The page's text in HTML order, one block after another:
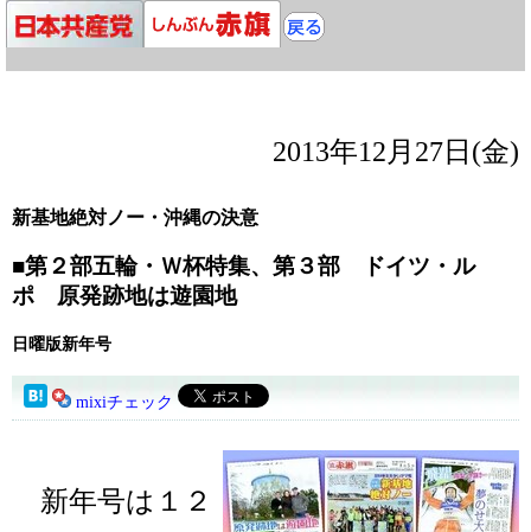
2013年12月27日(金)
新基地絶対ノー・沖縄の決意
■第２部五輪・Ｗ杯特集、第３部 ドイツ・ル
ポ 原発跡地は遊園地
日曜版新年号
mixiチェック
新年号は１２